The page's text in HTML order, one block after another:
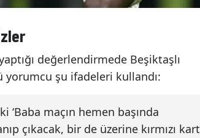
değerlendirmede Beşiktaşlı
şu ifadeleri kullandı:
‘Baba maçın hemen başında
çıkacak, bir de üzerine kırmızı kart